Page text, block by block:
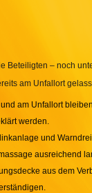
Beteiligten – noch
am Unfallort
am Unfallort
werden.
und
ausreichend
aus dem